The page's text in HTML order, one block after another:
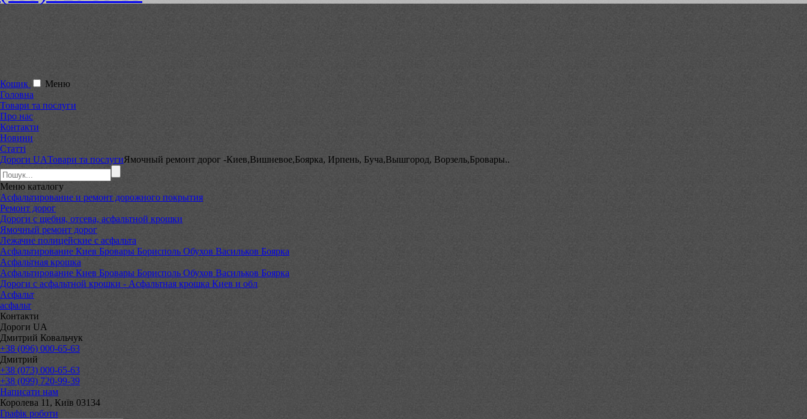
Кошик
Меню
Головна
Товари та послуги
Про нас
Контакти
Новини
Статті
Дороги UAТовари та послугиЯмочный ремонт дорог -Киев,Вишневое,Боярка, Ирпень, Буча,Вышгород, Ворзель,Бровары..
Меню каталогу
Асфальтирование и ремонт дорожного покрытия
Ремонт дорог
Дороги с щебня, отсева, асфальтной крошки
Ямочный ремонт дорог
Лежачие полицейские с асфальта
Асфальтирование Киев Бровары Борисполь Обухов Васильков Боярка
Асфальтная крошка
Асфальтирование Киев Бровары Борисполь Обухов Васильков Боярка
Дороги с асфальтной крошки - Асфальтная крошка Киев и обл
Асфальт
асфальт
Контакти
Дороги UA
Дмитрий Ковальчук
+38 (096) 000-65-63
Дмитрий
+38 (073) 000-65-63
+38 (099) 720-99-39
Написати нам
Королева 11, Київ 03134
Графік роботи